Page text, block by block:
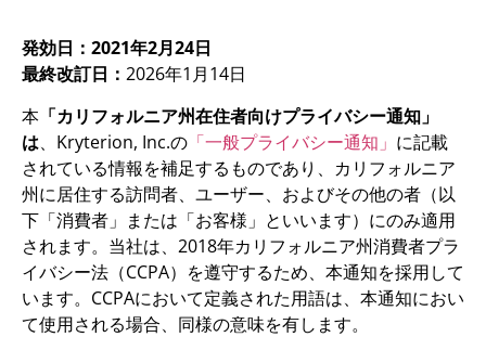
発効日：2021年2月24日
最終改訂日： 2026年1月14日
本 「カリフォルニア州在住者向けプライバシー通知」
は、Kryterion, Inc.の 「一般プライバシー通知」 に記載
されている情報を補足するものであり、カリフォルニア
州に居住する訪問者、ユーザー、およびその他の者（以
下「消費者」または「お客様」といいます）にのみ適用
されます。当社は、2018年カリフォルニア州消費者プラ
イバシー法（CCPA）を遵守するため、本通知を採用して
います。CCPAにおいて定義された用語は、本通知におい
て使用される場合、同様の意味を有します。